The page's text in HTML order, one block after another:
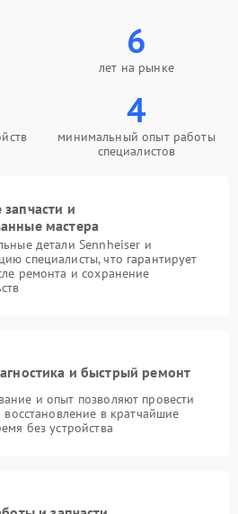
6
лет на рынке
4
минимальный опыт работы
специалистов
и
мастера
детали Sennheiser и
специалисты, что гарантирует
ремонта и сохранение
и быстрый ремонт
и опыт позволяют провести
восстановление в кратчайшие
без устройства